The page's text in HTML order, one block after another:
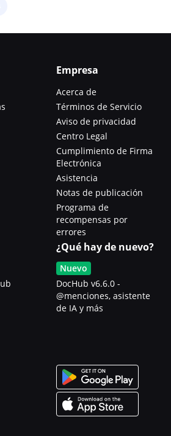
Empresa
Acerca de
Términos de Servicio
Aviso de privacidad
Centro Legal
Cumplimiento de Firma
Electrónica
Asistencia
Notas de publicación
Programa de
recompensas por
errores
¿Qué hay de nuevo?
Nuevo
DocHub v6.6.0 -
@menciones, asistente
de IA y más